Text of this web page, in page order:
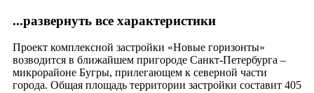
...развернуть все характеристики
Проект комплексной застройки «Новые горизонты»
возводится в ближайшем пригороде Санкт-Петербурга –
микрорайоне Бугры, прилегающем к северной части
города. Общая площадь территории застройки составит 405